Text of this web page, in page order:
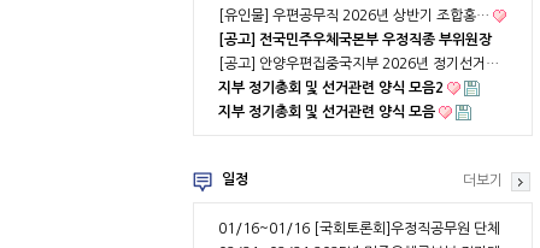
[유인물] 우편공무직 2026년 상반기 조합홍…
[공고] 전국민주우체국본부 우정직종 부위원장
…[공고] 안양우편집중국지부 2026년 정기선거…
지부 정기총회 및 선거관련 양식 모음2
지부 정기총회 및 선거관련 양식 모음
일정
01/16~01/16[국회토론회]우정직공무원 단체
더보기